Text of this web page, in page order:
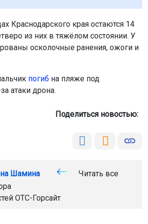
Краснодарского края остаются 14
из них в тяжёлом состоянии. У
осколочные ранения, ожоги и
погиб на пляже под
атаки дрона.
Поделиться новостью:
Шамина
Читать все
ОТС-Горсайт